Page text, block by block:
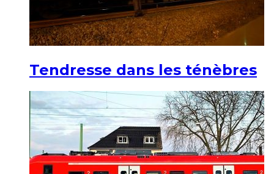
Tendresse dans les ténèbres